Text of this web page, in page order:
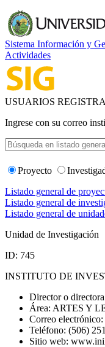
Sistema Información y
Actividades
USUARIOS
Ingrese con su correo
Proyecto
Listado general de
Listado general de
Listado general de
Unidad de Investigación
ID: 745
INSTITUTO DE
Director o
Área: ARTES Y
Correo electrónico:
Teléfono: (506)
Sitio web: